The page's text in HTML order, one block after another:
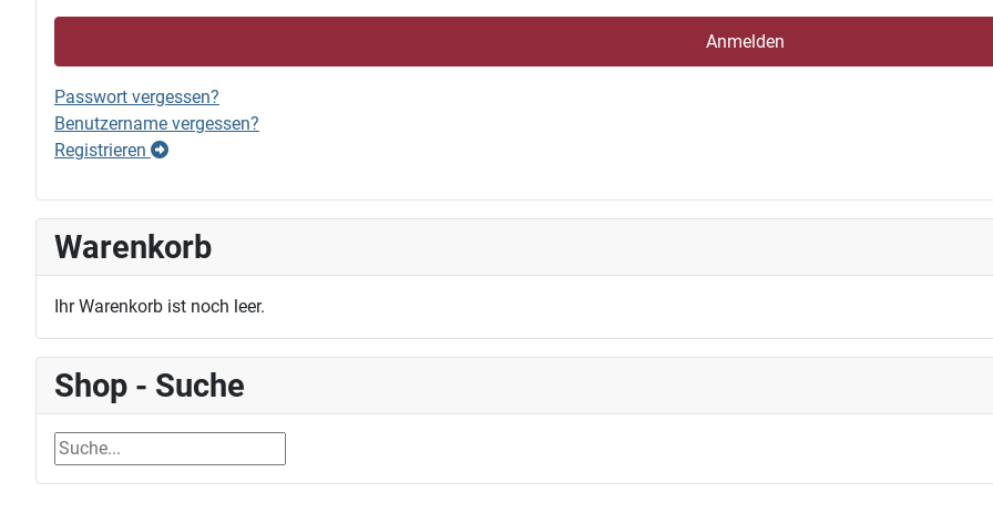
Anmelden
Passwort vergessen?
Benutzername vergessen?
Registrieren
Warenkorb
Ihr Warenkorb ist noch leer.
Shop - Suche